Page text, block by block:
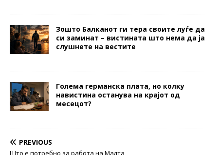
Зошто Балканот ги тера своите луѓе да
си заминат – вистината што нема да ја
слушнете на вестите
Голема германска плата, но колку
навистина останува на крајот од
месецот?
PREVIOUS
Што е потребно за работа на Малта